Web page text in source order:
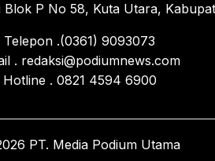
P No 58, Kuta Utara,
Telepon .(0361) 9093073
. redaksi@podiumnews.com
Hotline . 0821 4594 6900
PT. Media Podium Utama